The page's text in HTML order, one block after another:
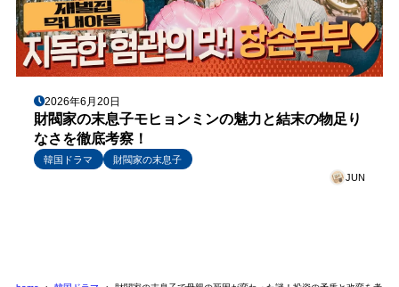
2026年6月20日
財閥家の末息子モヒョンミンの魅力と結末の物足り
なさを徹底考察！
韓国ドラマ
財閥家の末息子
JUN